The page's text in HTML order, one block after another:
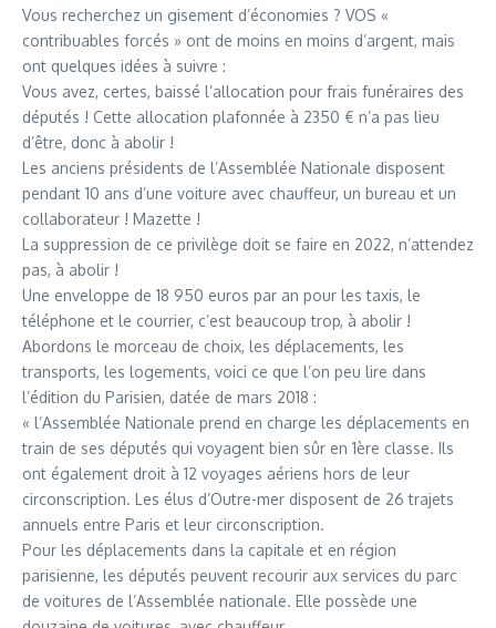
Vous recherchez un gisement d’économies ? VOS «
contribuables forcés » ont de moins en moins d’argent, mais
ont quelques idées à suivre :
Vous avez, certes, baissé l’allocation pour frais funéraires des
députés ! Cette allocation plafonnée à 2350 € n’a pas lieu
d’être, donc à abolir !
Les anciens présidents de l’Assemblée Nationale disposent
pendant 10 ans d’une voiture avec chauffeur, un bureau et un
collaborateur ! Mazette !
La suppression de ce privilège doit se faire en 2022, n’attendez
pas, à abolir !
Une enveloppe de 18 950 euros par an pour les taxis, le
téléphone et le courrier, c’est beaucoup trop, à abolir !
Abordons le morceau de choix, les déplacements, les
transports, les logements, voici ce que l’on peu lire dans
l’édition du Parisien, datée de mars 2018 :
« l’Assemblée Nationale prend en charge les déplacements en
train de ses députés qui voyagent bien sûr en 1ère classe. Ils
ont également droit à 12 voyages aériens hors de leur
circonscription. Les élus d’Outre-mer disposent de 26 trajets
annuels entre Paris et leur circonscription.
Pour les déplacements dans la capitale et en région
parisienne, les députés peuvent recourir aux services du parc
de voitures de l’Assemblée nationale. Elle possède une